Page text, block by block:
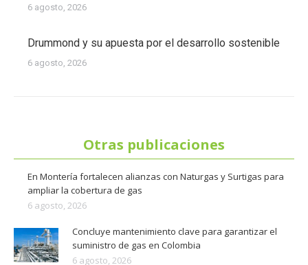
6 agosto, 2026
Drummond y su apuesta por el desarrollo sostenible
6 agosto, 2026
Otras publicaciones
En Montería fortalecen alianzas con Naturgas y Surtigas para
ampliar la cobertura de gas
6 agosto, 2026
Concluye mantenimiento clave para garantizar el
suministro de gas en Colombia
6 agosto, 2026